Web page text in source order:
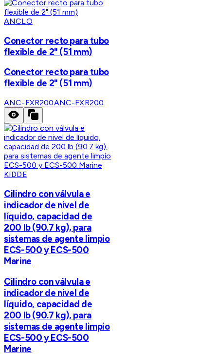
ANCLO
Conector recto para tubo
flexible de 2" (51 mm)
Conector recto para tubo
flexible de 2" (51 mm)
ANC-FXR200ANC-FXR200
KIDDE
Cilindro con válvula e
indicador de nivel de
líquido, capacidad de
200 lb (90.7 kg), para
sistemas de agente limpio
ECS-500 y ECS-500
Marine
Cilindro con válvula e
indicador de nivel de
líquido, capacidad de
200 lb (90.7 kg), para
sistemas de agente limpio
ECS-500 y ECS-500
Marine